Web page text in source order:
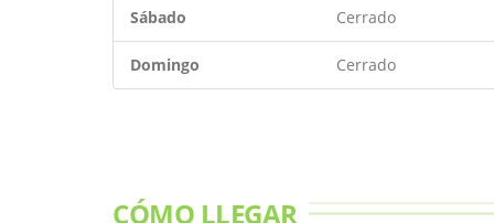
Sábado Cerrado
Domingo Cerrado
CÓMO LLEGAR